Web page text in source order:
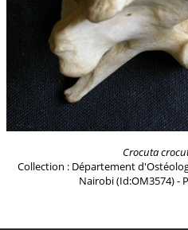
Crocuta
Collection : Département
Nairobi (Id:OM3574) -